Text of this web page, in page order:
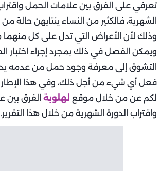
تعرفي على الفرق بين علامات الحمل
الشهرية، فالكثير من النساء ينتابهن حالة من
وذلك لأن الأعراض التي تدل على كل منهما
ويمكن الفصل في ذلك بمجرد إجراء اختبار
التشوق إلى معرفة وجود حمل من عدمه
فعل أي شيء من أجل ذلك، وفي هذا
لكم عن من خلال موقع لهلوبة الفرق بين
واقتراب الدورة الشهرية من خلال هذا التقرير.